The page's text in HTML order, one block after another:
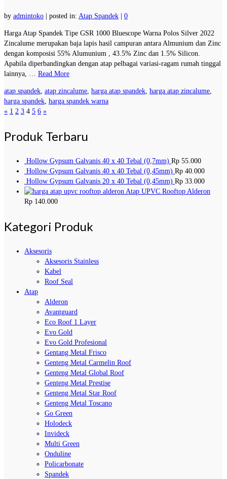
by admintoko posted in: Atap Spandek 0
Harga Atap Spandek Tipe GSR 1000 Bluescope Warna Polos Silver 2022
Zincalume merupakan baja lapis hasil campuran antara Almunium dan Zinc
dengan komposisi 55% Alumunium , 43.5% Zinc dan 1.5% Silicon.
Apabila diperbandingkan dengan atap pelbagai variasi-ragam rumah tinggal
lainnya, … Read More
atap spandek, atap zincalume, harga atap spandek, harga atap zincalume,
harga spandek, harga spandek warna
« 1 2 3 4 5 6 »
Produk Terbaru
Hollow Gypsum Galvanis 40 x 40 Tebal (0,7mm) Rp 55.000
Hollow Gypsum Galvanis 40 x 40 Tebal (0,45mm) Rp 40.000
Hollow Gypsum Galvanis 20 x 40 Tebal (0,45mm) Rp 33.000
Atap UPVC Rooftop Alderon
Rp 140.000
Kategori Produk
Aksesoris
Aksesoris Stainless
Kabel
Roof Seal
Atap
Alderon
Avantguard
Eco Roof 1 Layer
Evo Gold
Evo Gold Profesional
Gentang Metal Frisco
Genteng Metal Carmelin Roof
Genteng Metal Global Roof
Genteng Metal Prestise
Genteng Metal Star Roof
Genteng Metal Toscano
Go Green
Holodeck
Invideck
Multi Green
Onduline
Policarbonate
Spandek